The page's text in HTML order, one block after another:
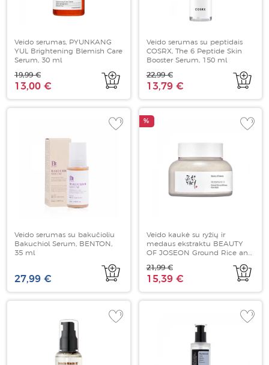
Veido serumas, PYUNKANG
YUL Brightening Blemish Care
Serum, 30 ml
13,00 €
19,99 €
Veido serumas su peptidais
COSRX, The 6 Peptide Skin
Booster Serum, 150 ml
13,79 €
22,99 €
Veido serumas su bakučioliu
Bakuchiol Serum, BENTON,
35 ml
27,99 €
%
Veido kaukė su ryžių ir
medaus ekstraktu BEAUTY
OF JOSEON Ground Rice and
15,39 €
21,99 €